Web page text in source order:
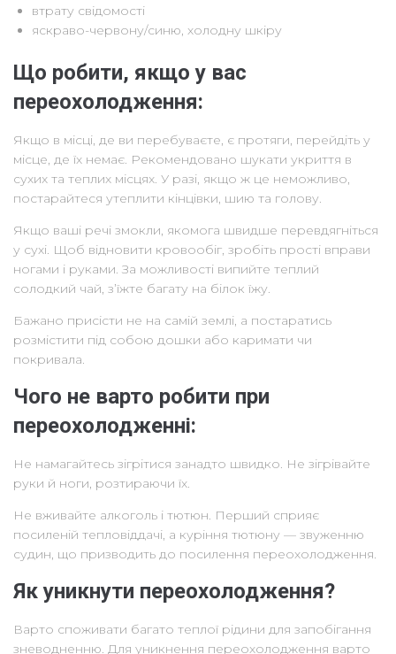
втрату свідомості
яскраво-червону/синю, холодну шкіру
Що робити, якщо у вас
переохолодження:
Якщо в місці, де ви перебуваєте, є протяги, перейдіть у
місце, де їх немає. Рекомендовано шукати укриття в
сухих та теплих місцях. У разі, якщо ж це неможливо,
постарайтеся утеплити кінцівки, шию та голову.
Якщо ваші речі змокли, якомога швидше перевдягніться
у сухі. Щоб відновити кровообіг, зробіть прості вправи
ногами і руками. За можливості випийте теплий
солодкий чай, з’їжте багату на білок їжу.
Бажано присісти не на самій землі, а постаратись
розмістити під собою дошки або каримати чи
покривала.
Чого не варто робити при
переохолодженні:
Не намагайтесь зігрітися занадто швидко. Не зігрівайте
руки й ноги, розтираючи їх.
Не вживайте алкоголь і тютюн. Перший сприяє
посиленій тепловіддачі, а куріння тютюну — звуженню
судин, що призводить до посилення переохолодження.
Як уникнути переохолодження?
Варто споживати багато теплої рідини для запобігання
зневодненню. Для уникнення переохолодження варто